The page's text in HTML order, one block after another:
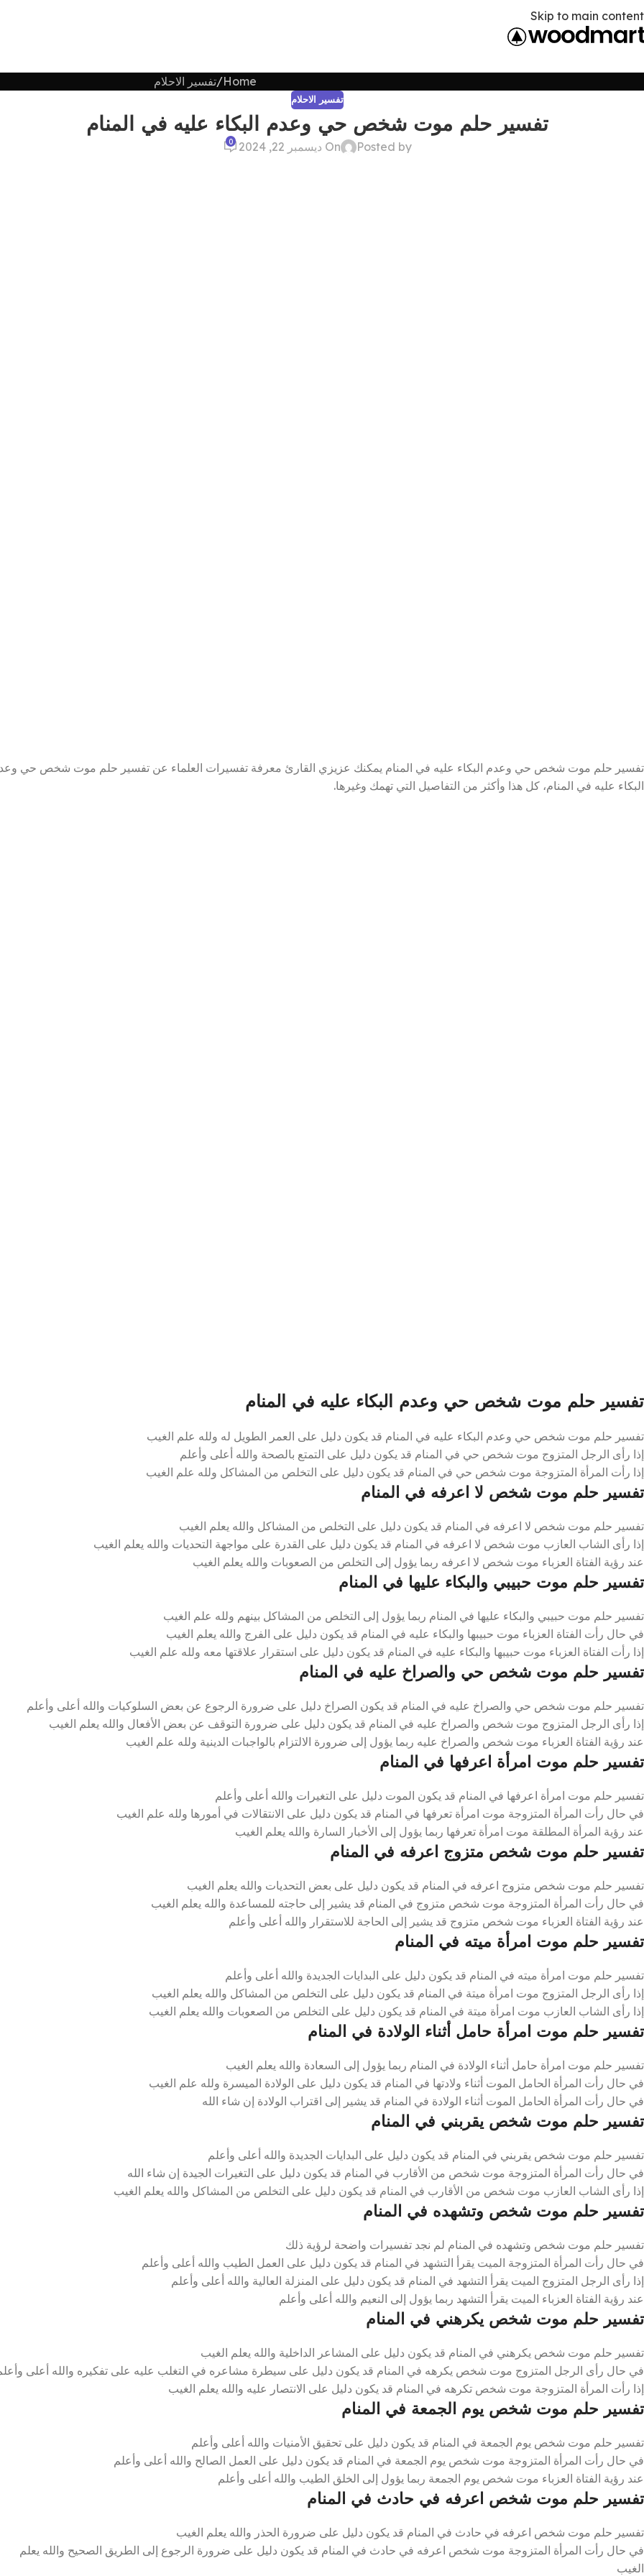
Skip to main content
Home تفسير الاحلام
تفسير الاحلام
تفسير حلم موت شخص حي وعدم البكاء عليه في المنام
Posted by On ديسمبر 22, 2024 0
تفسير حلم موت شخص حي وعدم البكاء عليه في المنام يمكنك عزيزي القارئ معرفة تفسيرات العلماء عن تفسير حلم موت شخص حي
البكاء عليه في المنام، كل هذا وأكثر من التفاصيل التي تهمك وغيرها.
تفسير حلم موت شخص حي وعدم البكاء عليه في المنام
تفسير حلم موت شخص حي وعدم البكاء عليه في المنام قد يكون دليل على العمر الطويل له ولله علم الغيب
إذا رأى الرجل المتزوج موت شخص حي في المنام قد يكون دليل على التمتع بالصحة والله أعلى وأعلم
إذا رأت المرأة المتزوجة موت شخص حي في المنام قد يكون دليل على التخلص من المشاكل ولله علم الغيب
تفسير حلم موت شخص لا اعرفه في المنام
تفسير حلم موت شخص لا اعرفه في المنام قد يكون دليل على التخلص من المشاكل والله يعلم الغيب
إذا رأى الشاب العازب موت شخص لا اعرفه في المنام قد يكون دليل على القدرة على مواجهة التحديات والله يعلم الغيب
عند رؤية الفتاة العزباء موت شخص لا اعرفه ربما يؤول إلى التخلص من الصعوبات والله يعلم الغيب
تفسير حلم موت حبيبي والبكاء عليها في المنام
تفسير حلم موت حبيبي والبكاء عليها في المنام ربما يؤول إلى التخلص من المشاكل بينهم ولله علم الغيب
في حال رأت الفتاة العزباء موت حبيبها والبكاء عليه في المنام قد يكون دليل على الفرج والله يعلم الغيب
إذا رأت الفتاة العزباء موت حبيبها والبكاء عليه في المنام قد يكون دليل على استقرار علاقتها معه ولله علم الغيب
تفسير حلم موت شخص حي والصراخ عليه في المنام
تفسير حلم موت شخص حي والصراخ عليه في المنام قد يكون الصراخ دليل على ضرورة الرجوع عن بعض السلوكيات والله أعلى وأعلم
إذا رأى الرجل المتزوج موت شخص والصراخ عليه في المنام قد يكون دليل على ضرورة التوقف عن بعض الأفعال والله يعلم الغيب
عند رؤية الفتاة العزباء موت شخص والصراخ عليه ربما يؤول إلى ضرورة الالتزام بالواجبات الدينية ولله علم الغيب
تفسير حلم موت امرأة اعرفها في المنام
تفسير حلم موت امرأة اعرفها في المنام قد يكون الموت دليل على التغيرات والله أعلى وأعلم
في حال رأت المرأة المتزوجة موت امرأة تعرفها في المنام قد يكون دليل على الانتقالات في أمورها ولله علم الغيب
عند رؤية المرأة المطلقة موت امرأة تعرفها ربما يؤول إلى الأخبار السارة والله يعلم الغيب
تفسير حلم موت شخص متزوج اعرفه في المنام
تفسير حلم موت شخص متزوج اعرفه في المنام قد يكون دليل على بعض التحديات والله يعلم الغيب
في حال رأت المرأة المتزوجة موت شخص متزوج في المنام قد يشير إلى حاجته للمساعدة والله يعلم الغيب
عند رؤية الفتاة العزباء موت شخص متزوج قد يشير إلى الحاجة للاستقرار والله أعلى وأعلم
تفسير حلم موت امرأة ميته في المنام
تفسير حلم موت امرأة ميته في المنام قد يكون دليل على البدايات الجديدة والله أعلى وأعلم
إذا رأى الرجل المتزوج موت امرأة ميتة في المنام قد يكون دليل على التخلص من المشاكل والله يعلم الغيب
إذا رأى الشاب العازب موت امرأة ميتة في المنام قد يكون دليل على التخلص من الصعوبات والله يعلم الغيب
تفسير حلم موت امرأة حامل أثناء الولادة في المنام
تفسير حلم موت امرأة حامل أثناء الولادة في المنام ربما يؤول إلى السعادة والله يعلم الغيب
في حال رأت المرأة الحامل الموت أثناء ولادتها في المنام قد يكون دليل على الولادة الميسرة ولله علم الغيب
في حال رأت المرأة الحامل الموت أثناء الولادة في المنام قد يشير إلى اقتراب الولادة إن شاء الله
تفسير حلم موت شخص يقربني في المنام
تفسير حلم موت شخص يقربني في المنام قد يكون دليل على البدايات الجديدة والله أعلى وأعلم
في حال رأت المرأة المتزوجة موت شخص من الأقارب في المنام قد يكون دليل على التغيرات الجيدة إن شاء الله
إذا رأى الشاب العازب موت شخص من الأقارب في المنام قد يكون دليل على التخلص من المشاكل والله يعلم الغيب
تفسير حلم موت شخص وتشهده في المنام
تفسير حلم موت شخص وتشهده في المنام لم نجد تفسيرات واضحة لرؤية ذلك
في حال رأت المرأة المتزوجة الميت يقرأ التشهد في المنام قد يكون دليل على العمل الطيب والله أعلى وأعلم
إذا رأى الرجل المتزوج الميت يقرأ التشهد في المنام قد يكون دليل على المنزلة العالية والله أعلى وأعلم
عند رؤية الفتاة العزباء الميت يقرأ التشهد ربما يؤول إلى النعيم والله أعلى وأعلم
تفسير حلم موت شخص يكرهني في المنام
تفسير حلم موت شخص يكرهني في المنام قد يكون دليل على المشاعر الداخلية والله يعلم الغيب
في حال رأى الرجل المتزوج موت شخص يكرهه في المنام قد يكون دليل على سيطرة مشاعره في التغلب عليه على تفكيره والله أعلى
إذا رأت المرأة المتزوجة موت شخص تكرهه في المنام قد يكون دليل على الانتصار عليه والله يعلم الغيب
تفسير حلم موت شخص يوم الجمعة في المنام
تفسير حلم موت شخص يوم الجمعة في المنام قد يكون دليل على تحقيق الأمنيات والله أعلى وأعلم
في حال رأت المرأة المتزوجة موت شخص يوم الجمعة في المنام قد يكون دليل على العمل الصالح والله أعلى وأعلم
عند رؤية الفتاة العزباء موت شخص يوم الجمعة ربما يؤول إلى الخلق الطيب والله أعلى وأعلم
تفسير حلم موت شخص اعرفه في حادث في المنام
تفسير حلم موت شخص اعرفه في حادث في المنام قد يكون دليل على ضرورة الحذر والله يعلم الغيب
في حال رأت المرأة المتزوجة موت شخص اعرفه في حادث في المنام قد يكون دليل على ضرورة الرجوع إلى الطريق الصحيح والله يعلم
الغيب